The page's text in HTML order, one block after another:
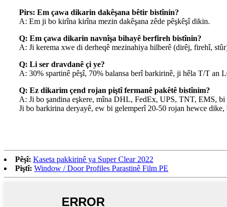
Pirs: Em çawa dikarin dakêşana bêtir bistînin?
A: Em ji bo kirîna kirîna mezin dakêşana zêde pêşkêşî dikin.
Q: Em çawa dikarin navnîşa bihayê berfireh bistînin?
A: Ji kerema xwe di derheqê mezinahiya hilberê (dirêj, firehî,
Q: Li ser dravdanê çi ye?
A: 30% spartinê pêşî, 70% balansa berî barkirinê, ji hêla T/T an
Q: Ez dikarim çend rojan piştî fermanê pakêtê bistînim?
A: Ji bo şandina eşkere, mîna DHL, FedEx, UPS, TNT, EMS,
Ji bo barkirina deryayê, ew bi gelemperî 20-50 rojan hewce
Pêşî: Kaseta pakkirinê ya Super Clear 2022
Piştî: Window / Door Profiles Parastinê Film PE